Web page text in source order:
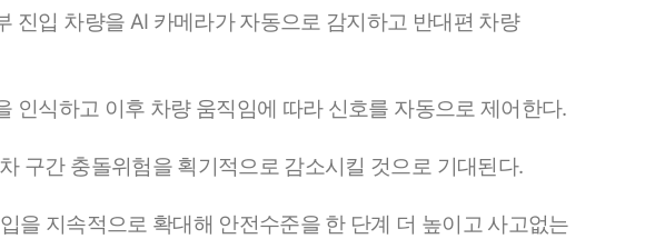
진입 차량을 AI 카메라가 자동으로 감지하고 반대편 차량
인식하고 이후 차량 움직임에 따라 신호를 자동으로 제어한다.
구간 충돌위험을 획기적으로 감소시킬 것으로 기대된다.
을 지속적으로 확대해 안전수준을 한 단계 더 높이고 사고없는